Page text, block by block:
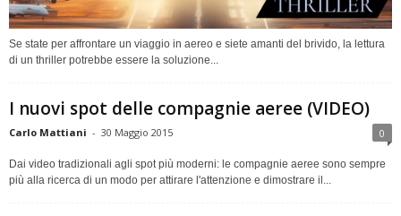
Se state per affrontare un viaggio in aereo e siete amanti del brivido, la lettura
di un thriller potrebbe essere la soluzione...
I nuovi spot delle compagnie aeree (VIDEO)
Carlo Mattiani - 30 Maggio 2015 0
Dai video tradizionali agli spot più moderni: le compagnie aeree sono sempre
più alla ricerca di un modo per attirare l'attenzione e dimostrare il...